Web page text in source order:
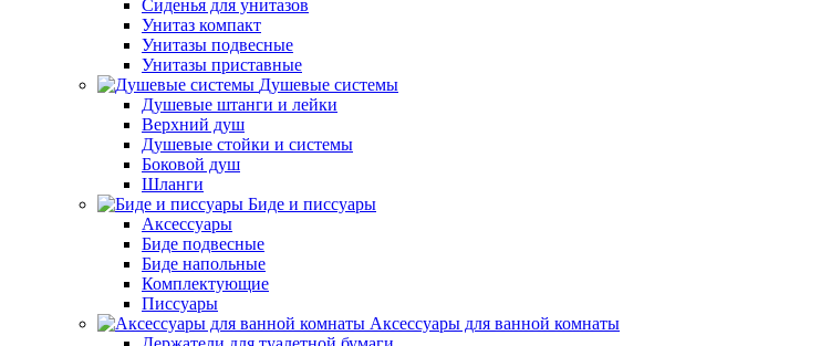
Сиденья для унитазов
Унитаз компакт
Унитазы подвесные
Унитазы приставные
Душевые системы
Душевые штанги и лейки
Верхний душ
Душевые стойки и системы
Боковой душ
Шланги
Биде и писсуары
Аксессуары
Биде подвесные
Биде напольные
Комплектующие
Писсуары
Аксессуары для ванной комнаты